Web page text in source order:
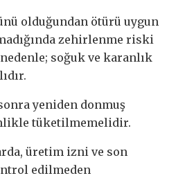
olduğundan ötürü uygun
zehirlenme riski
soğuk ve karanlık
yeniden donmuş
tüketilmemelidir.
üretim izni ve son
edilmeden